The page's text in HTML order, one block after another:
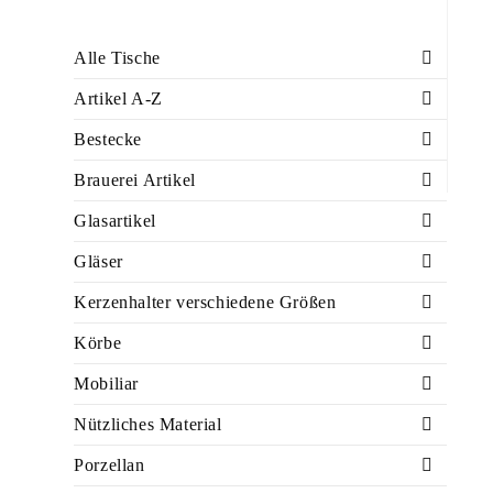
Alle Tische
Artikel A-Z
Bestecke
Brauerei Artikel
Glasartikel
Gläser
Kerzenhalter verschiedene Größen
Körbe
Mobiliar
Nützliches Material
Porzellan